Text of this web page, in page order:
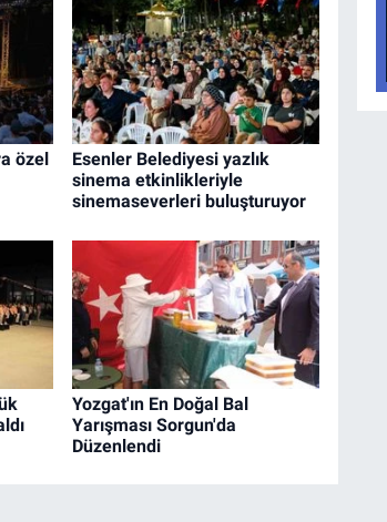
özel
Esenler Belediyesi yazlık
sinema etkinlikleriyle
sinemaseverleri buluşturuyor
Yozgat'ın En Doğal Bal
Yarışması Sorgun'da
Düzenlendi